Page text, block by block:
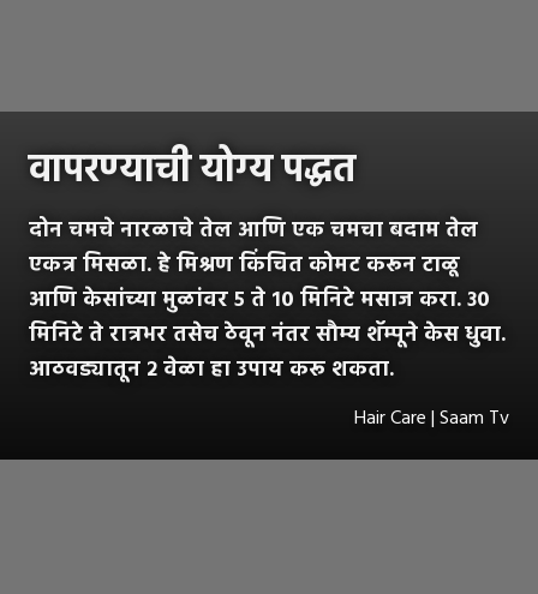
वापरण्याची योग्य पद्धत
दोन चमचे नारळाचे तेल आणि एक चमचा बदाम तेल
एकत्र मिसळा. हे मिश्रण किंचित कोमट करून टाळू
आणि केसांच्या मुळांवर ५ ते १० मिनिटे मसाज करा. ३०
मिनिटे ते रात्रभर तसेच ठेवून नंतर सौम्य शॅम्पूने केस धुवा.
आठवड्यातून २ वेळा हा उपाय करू शकता.
Hair Care | Saam Tv